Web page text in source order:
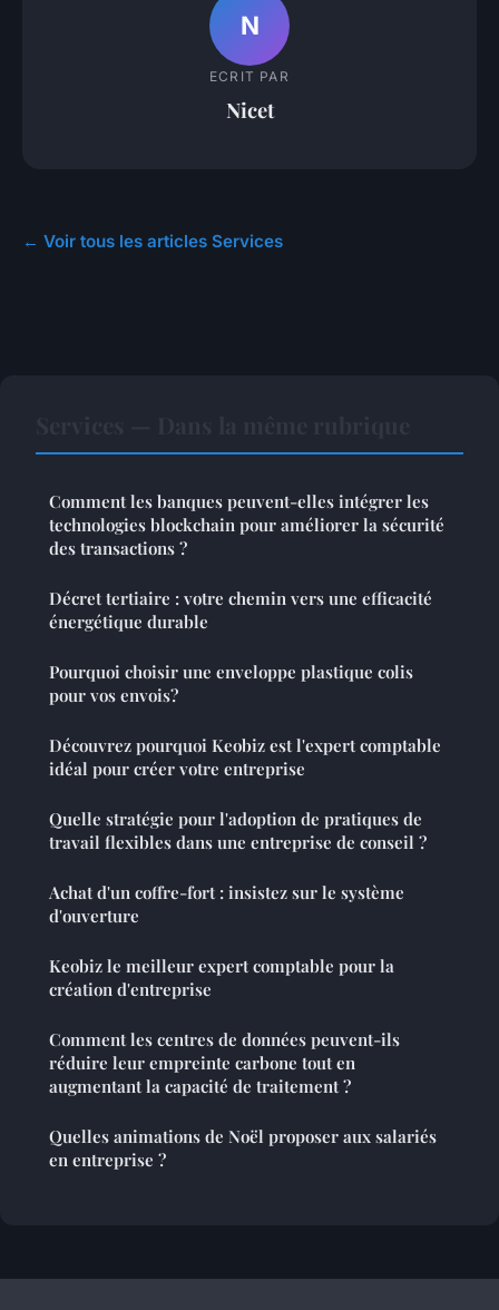
N
ECRIT PAR
Nicet
← Voir tous les articles Services
Comment les banques peuvent-elles intégrer les
technologies blockchain pour améliorer la sécurité
des transactions ?
Décret tertiaire : votre chemin vers une efficacité
énergétique durable
Pourquoi choisir une enveloppe plastique colis
pour vos envois?
Découvrez pourquoi Keobiz est l'expert comptable
idéal pour créer votre entreprise
Quelle stratégie pour l'adoption de pratiques de
travail flexibles dans une entreprise de conseil ?
Achat d'un coffre-fort : insistez sur le système
d'ouverture
Keobiz le meilleur expert comptable pour la
création d'entreprise
Comment les centres de données peuvent-ils
réduire leur empreinte carbone tout en
augmentant la capacité de traitement ?
Quelles animations de Noël proposer aux salariés
en entreprise ?